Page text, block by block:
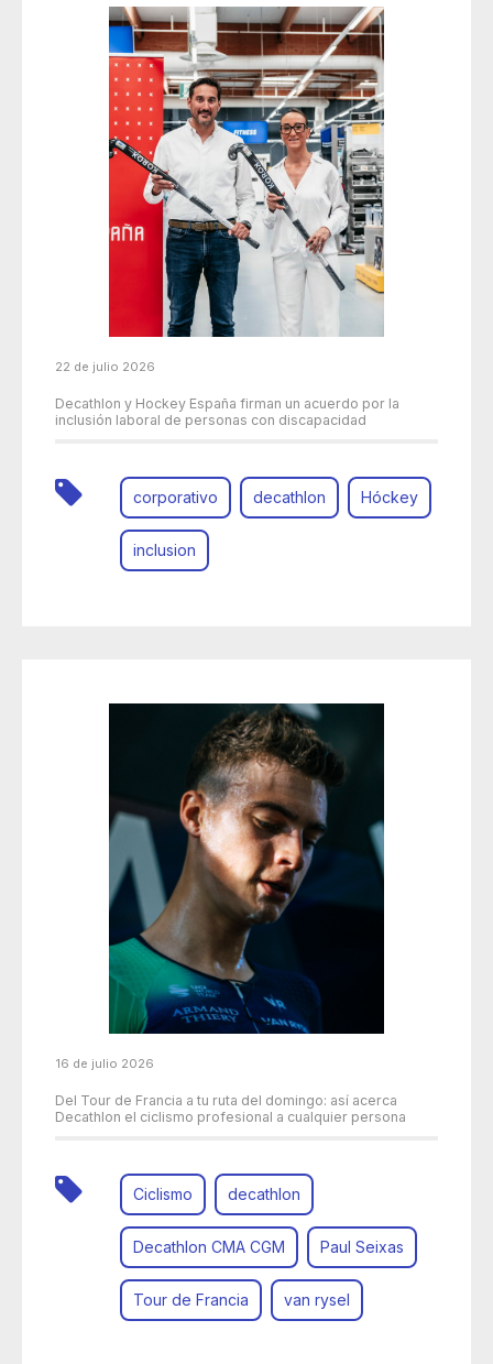
22 de julio 2026
Decathlon y Hockey España firman un acuerdo por la
inclusión laboral de personas con discapacidad
corporativo decathlon Hóckey
inclusion
16 de julio 2026
Del Tour de Francia a tu ruta del domingo: así acerca
Decathlon el ciclismo profesional a cualquier persona
Ciclismo decathlon
Decathlon CMA CGM Paul Seixas
Tour de Francia van rysel